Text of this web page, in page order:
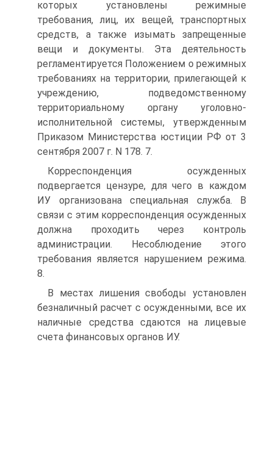
которых установлены режимные
требования, лиц, их вещей, транспортных
средств, а также изымать запрещенные
вещи и документы. Эта деятельность
регламентируется Положением о режимных
требованиях на территории, прилегающей к
учреждению, подведомственному
территориальному органу уголовно-
исполнительной системы, утвержденным
Приказом Министерства юстиции РФ от 3
сентября 2007 г. N 178. 7.
Корреспонденция осужденных
подвергается цензуре, для чего в каждом
ИУ организована специальная служба. В
связи с этим корреспонденция осужденных
должна проходить через контроль
администрации. Несоблюдение этого
требования является нарушением режима.
8.
В местах лишения свободы установлен
безналичный расчет с осужденными, все их
наличные средства сдаются на лицевые
счета финансовых органов ИУ.